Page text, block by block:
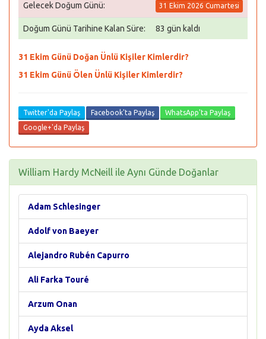
Gelecek Doğum Günü: 31 Ekim 2026 Cumartesi
Doğum Günü Tarihine Kalan Süre: 83 gün kaldı
31 Ekim Günü Doğan Ünlü Kişiler Kimlerdir?
31 Ekim Günü Ölen Ünlü Kişiler Kimlerdir?
Twitter'da Paylaş Facebook'ta Paylaş
WhatsApp'ta Paylaş
Google+'da Paylaş
William Hardy McNeill ile Aynı Günde Doğanlar
Adam Schlesinger
Adolf von Baeyer
Alejandro Rubén Capurro
Ali Farka Touré
Arzum Onan
Ayda Aksel